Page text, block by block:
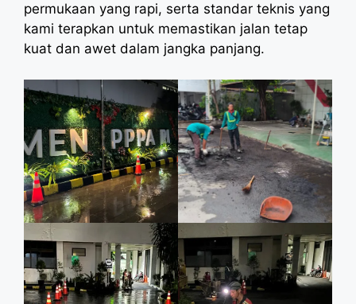
permukaan yang rapi, serta standar teknis yang
kami terapkan untuk memastikan jalan tetap
kuat dan awet dalam jangka panjang.